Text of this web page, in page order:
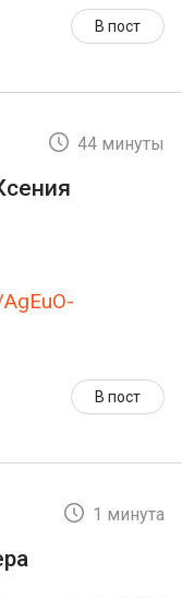
529.17 KB
В пост
44 минуты
В пост
1 минута